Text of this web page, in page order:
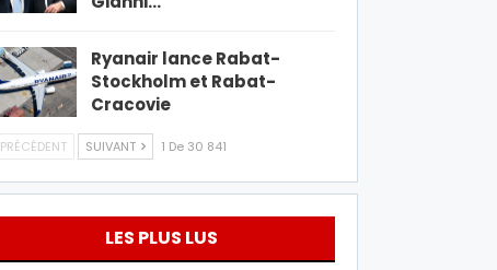
Ryanair lance Rabat-
Stockholm et Rabat-
Cracovie
PRÉCÉDENT SUIVANT 1 De 30 841
LES PLUS LUS